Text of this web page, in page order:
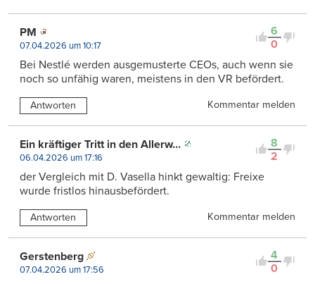
6
0
PM
07.04.2026 um 10:17
Bei Nestlé werden ausgemusterte CEOs, auch wenn sie
noch so unfähig waren, meistens in den VR befördert.
Antworten Kommentar melden
8
2
Ein kräftiger Tritt in den Allerw…
06.04.2026 um 17:16
der Vergleich mit D. Vasella hinkt gewaltig: Freixe
wurde fristlos hinausbefördert.
Antworten Kommentar melden
4
0
Gerstenberg
07.04.2026 um 17:56